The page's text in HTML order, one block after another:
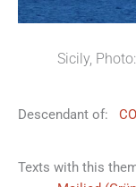
Sicily,
Descendant of:
Texts with this